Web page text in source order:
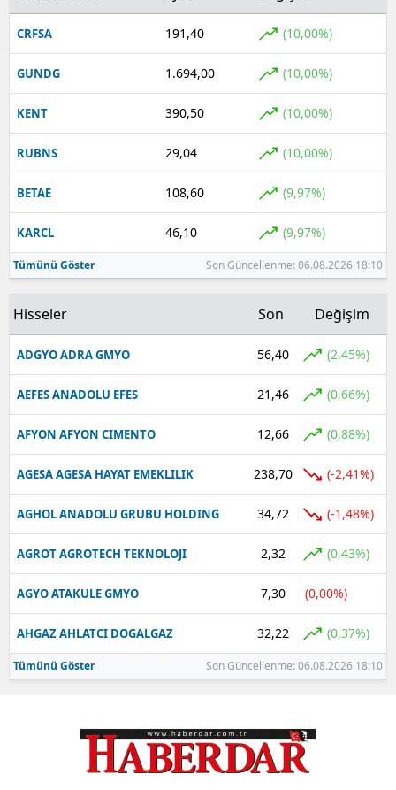
CRFSA 191,40 (10,00%)
GUNDG 1.694,00 (10,00%)
KENT 390,50 (10,00%)
RUBNS 29,04 (10,00%)
BETAE 108,60 (9,97%)
KARCL 46,10 (9,97%)
Tümünü Göster Son Güncellenme: 06.08.2026 18:10
Hisseler Son Değişim
ADGYO ADRA GMYO 56,40 (2,45%)
AEFES ANADOLU EFES 21,46 (0,66%)
AFYON AFYON CIMENTO 12,66 (0,88%)
AGESA AGESA HAYAT EMEKLILIK 238,70 (-2,41%)
AGHOL ANADOLU GRUBU HOLDING 34,72 (-1,48%)
AGROT AGROTECH TEKNOLOJI 2,32 (0,43%)
AGYO ATAKULE GMYO 7,30 (0,00%)
AHGAZ AHLATCI DOGALGAZ 32,22 (0,37%)
Tümünü Göster Son Güncellenme: 06.08.2026 18:10